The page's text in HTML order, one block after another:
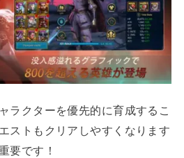
ラクターを優先的に育成するこ
ストもクリアしやすくなります
要です！